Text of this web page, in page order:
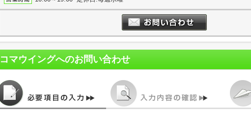
コマウイングへのお問い合わせ